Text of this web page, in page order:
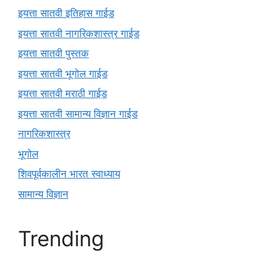
इयत्ता सातवी इतिहास गाईड
इयत्ता सातवी नागरिकशास्त्र गाईड
इयत्ता सातवी पुस्तक
इयत्ता सातवी भूगोल गाईड
इयत्ता सातवी मराठी गाईड
इयत्ता सातवी सामान्य विज्ञान गाईड
नागरिकशास्त्र
भूगोल
शिवपूर्वकालीन भारत स्वाध्याय
सामान्य विज्ञान
Trending